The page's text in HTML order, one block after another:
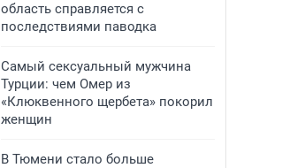
область справляется с
последствиями паводка
Самый сексуальный мужчина
Турции: чем Омер из
«Клюквенного щербета» покорил
женщин
В Тюмени стало больше